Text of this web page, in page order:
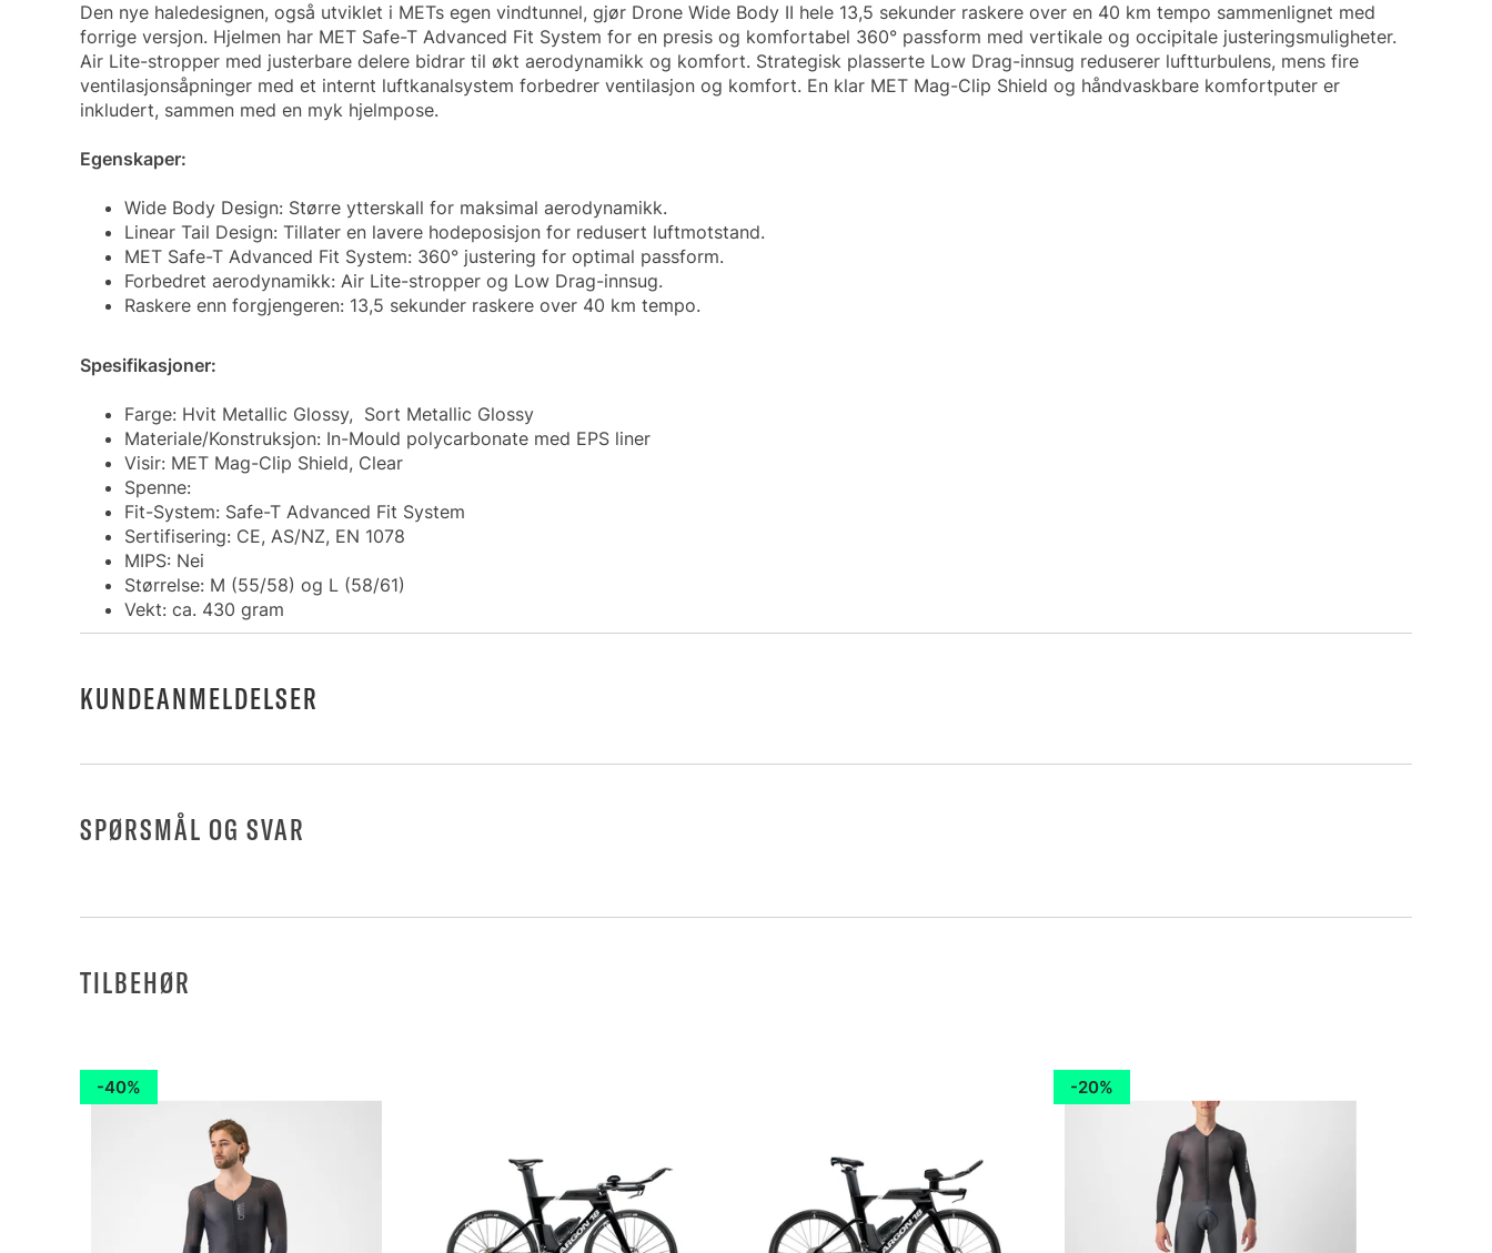
Den nye haledesignen, også utviklet i METs egen vindtunnel, gjør Drone Wide Body II hele 13,5 sekunder raskere over en 40 km tempo sammenlignet med
forrige versjon. Hjelmen har MET Safe-T Advanced Fit System for en presis og komfortabel 360° passform med vertikale og occipitale justeringsmuligheter.
Air Lite-stropper med justerbare delere bidrar til økt aerodynamikk og komfort. Strategisk plasserte Low Drag-innsug reduserer luftturbulens, mens fire
ventilasjonsåpninger med et internt luftkanalsystem forbedrer ventilasjon og komfort. En klar MET Mag-Clip Shield og håndvaskbare komfortputer er
inkludert, sammen med en myk hjelmpose.
Egenskaper:
Wide Body Design: Større ytterskall for maksimal aerodynamikk.
Linear Tail Design: Tillater en lavere hodeposisjon for redusert luftmotstand.
MET Safe-T Advanced Fit System: 360° justering for optimal passform.
Forbedret aerodynamikk: Air Lite-stropper og Low Drag-innsug.
Raskere enn forgjengeren: 13,5 sekunder raskere over 40 km tempo.
Spesifikasjoner:
Farge: Hvit Metallic Glossy, Sort Metallic Glossy
Materiale/Konstruksjon: In-Mould polycarbonate med EPS liner
Visir: MET Mag-Clip Shield, Clear
Spenne:
Fit-System: Safe-T Advanced Fit System
Sertifisering: CE, AS/NZ, EN 1078
MIPS: Nei
Størrelse: M (55/58) og L (58/61)
Vekt: ca. 430 gram
KUNDEANMELDELSER
SPØRSMÅL OG SVAR
TILBEHØR
40% 20%